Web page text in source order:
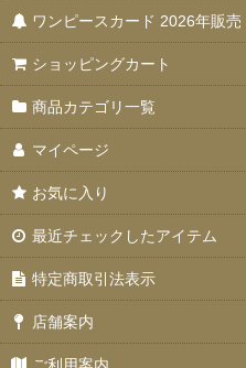
デッキ販売
プロモカード
ドン！！カード
未開封品
エクストラブースター
シス)【EB-04】
ワンピースカード 2026年販
ショッピングカート
商品カテゴリ一覧
マイページ
お気に入り
最近チェックしたアイテム
特定商取引法表示
店舗案内